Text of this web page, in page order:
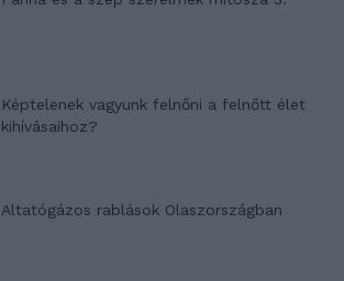
Képtelenek vagyunk felnőni a felnőtt élet
kihívásaihoz?
Altatógázos rablások Olaszországban